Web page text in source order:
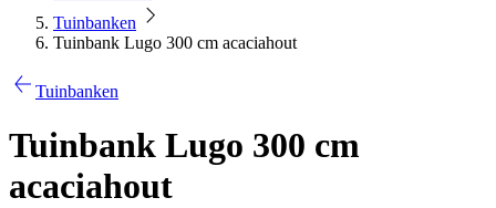
Tuinbanken
Tuinbank Lugo 300 cm acaciahout
Tuinbanken
Tuinbank Lugo 300 cm
acaciahout